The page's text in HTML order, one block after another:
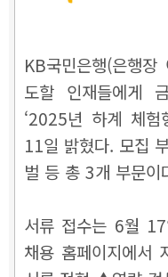
KB국민은행(은행
도할 인재들에게
‘2025년 하계 체험
11일 밝혔다. 모집
벌 등 총 3개 부문이
서류 접수는 6월
채용 홈페이지에서